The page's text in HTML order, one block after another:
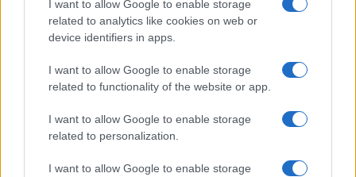
I want to allow Google to enable storage
related to analytics like cookies on web or
device identifiers in apps.
I want to allow Google to enable storage
related to functionality of the website or app.
I want to allow Google to enable storage
related to personalization.
I want to allow Google to enable storage
un ferito
Sangue, musica e solidarietà con Avis Olbia al
Delta Center
Meteo Olbia 9 agosto, temperature in calo